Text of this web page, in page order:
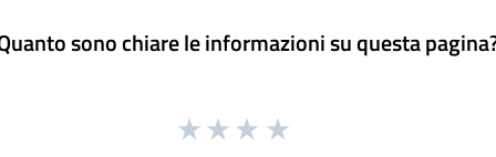
sono chiare le informazioni su questa